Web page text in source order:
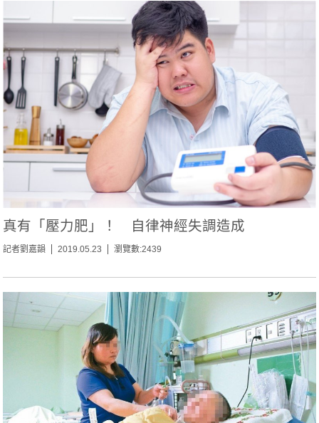
真有「壓力肥」！ 自律神經失調造成
記者劉嘉韻 2019.05.23 瀏覽數:2439